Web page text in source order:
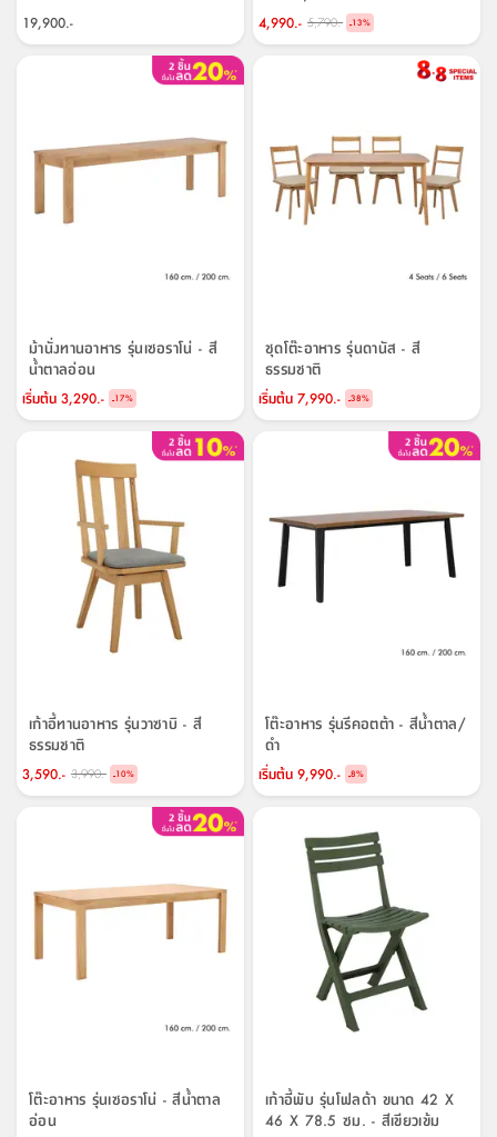
19,900.- 4,990.- 5,790.- -13%
ม้านั่งทานอาหาร รุ่นเซอราโน่ - สี
น้ำตาลอ่อน
เริ่มต้น 3,290.- -17%
ชุดโต๊ะอาหาร รุ่นดานัส - สี
ธรรมชาติ
เริ่มต้น 7,990.- -38%
เก้าอี้ทานอาหาร รุ่นวาซาบิ - สี
ธรรมชาติ
3,590.- 3,990.- -10%
โต๊ะอาหาร รุ่นรีคอตต้า - สีน้ำตาล/
ดำ
เริ่มต้น 9,990.- -8%
โต๊ะอาหาร รุ่นเซอราโน่ - สีน้ำตาล
อ่อน
เก้าอี้พับ รุ่นโฟลด้า ขนาด 42 X
46 X 78.5 ซม. - สีเขียวเข้ม